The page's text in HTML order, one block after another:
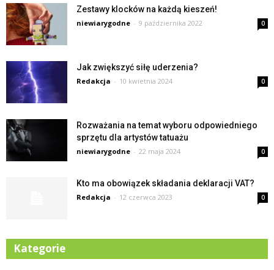
Zestawy klocków na każdą kieszeń!
niewiarygodne - 9 października 2022 0
Jak zwiększyć siłę uderzenia?
Redakcja - 10 kwietnia 2024 0
Rozważania na temat wyboru odpowiedniego
sprzętu dla artystów tatuażu
niewiarygodne - 22 maja 2024 0
Kto ma obowiązek składania deklaracji VAT?
Redakcja - 12 czerwca 2023 0
Kategorie